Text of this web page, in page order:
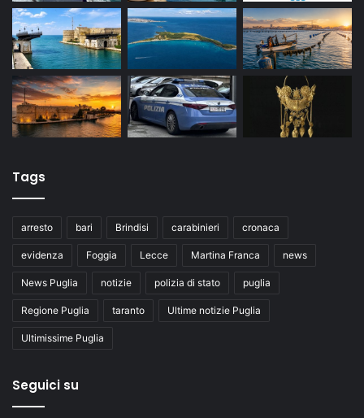
Tags
arresto bari Brindisi carabinieri cronaca
evidenza Foggia Lecce Martina Franca news
News Puglia notizie polizia di stato puglia
Regione Puglia taranto Ultime notizie Puglia
Ultimissime Puglia
Seguici su